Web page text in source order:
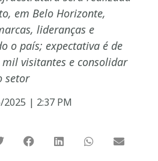
em Belo Horizonte,
lideranças e
o país; expectativa é de
visitantes e consolidar
setor
2025 | 2:37 PM